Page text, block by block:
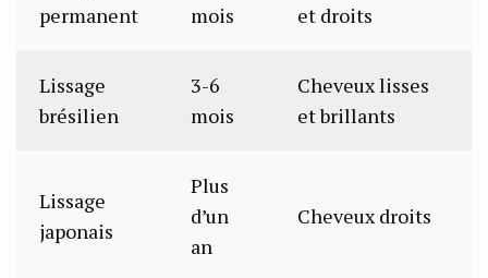
permanent
mois
et droits
Lissage
brésilien
3-6
mois
Cheveux lisses
et brillants
Lissage
japonais
Plus
d’un
an
Cheveux droits